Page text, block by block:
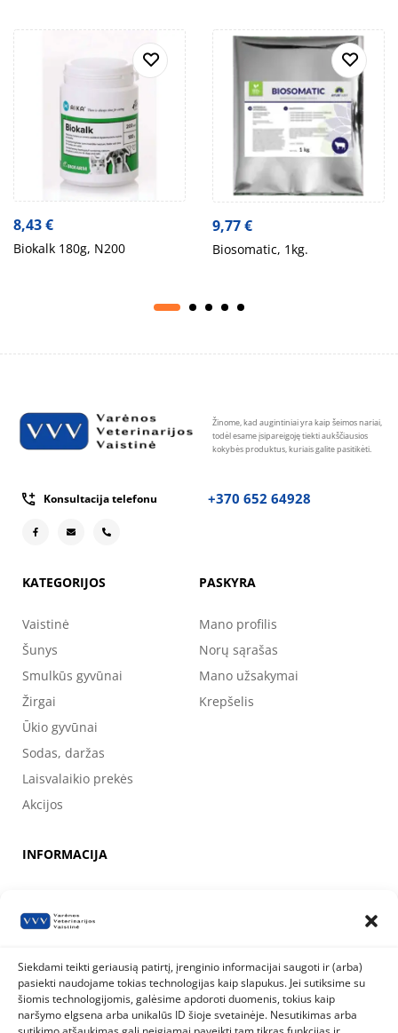
Siekdami teikti geriausią patirtį, įrenginio informacijai saugoti ir (arba)
pasiekti naudojame tokias technologijas kaip slapukus. Jei sutiksime su
šiomis technologijomis, galėsime apdoroti duomenis, tokius kaip
naršymo elgsena arba unikalūs ID šioje svetainėje. Nesutikimas arba
8,43€
Biokalk 180g, N200
9,77€
Biosomatic, 1kg.
Žinome, kad augintiniai yra kaip šeimos nariai,
todėl esame įsipareigoję tiekti aukščiausios
kokybės produktus, kuriais galite pasitikėti.
Konsultacija telefonu +370 652 64928
KATEGORIJOS
Vaistinė
Šunys
Smulkūs gyvūnai
Žirgai
Ūkio gyvūnai
Sodas, daržas
Laisvalaikio prekės
Akcijos
PASKYRA
Mano profilis
Norų sąrašas
Mano užsakymai
Krepšelis
INFORMACIJA
Kontaktai
Valstybinė maisto ir veterinarijos tarnyba
Siesikų g. 19 LT-07170 Vilnius
8 800 40 403